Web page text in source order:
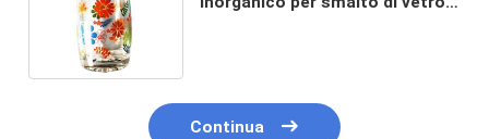
Continua